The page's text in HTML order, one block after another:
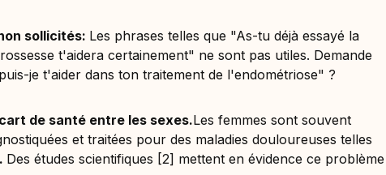
sollicités: Les phrases telles que "As-tu déjà essayé la
t'aidera certainement" ne sont pas utiles. Demande
je t'aider dans ton traitement de l'endométriose" ?
de santé entre les sexes.Les femmes sont souvent
et traitées pour des maladies douloureuses telles
. Des études scientifiques [2] mettent en évidence ce problème